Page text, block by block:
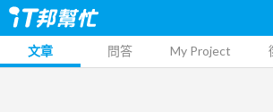
文章 問答 My Project